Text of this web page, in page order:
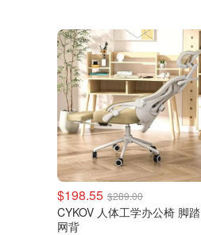
$198.55 $289.00
CYKOV 人体工学办公椅 脚踏
网背